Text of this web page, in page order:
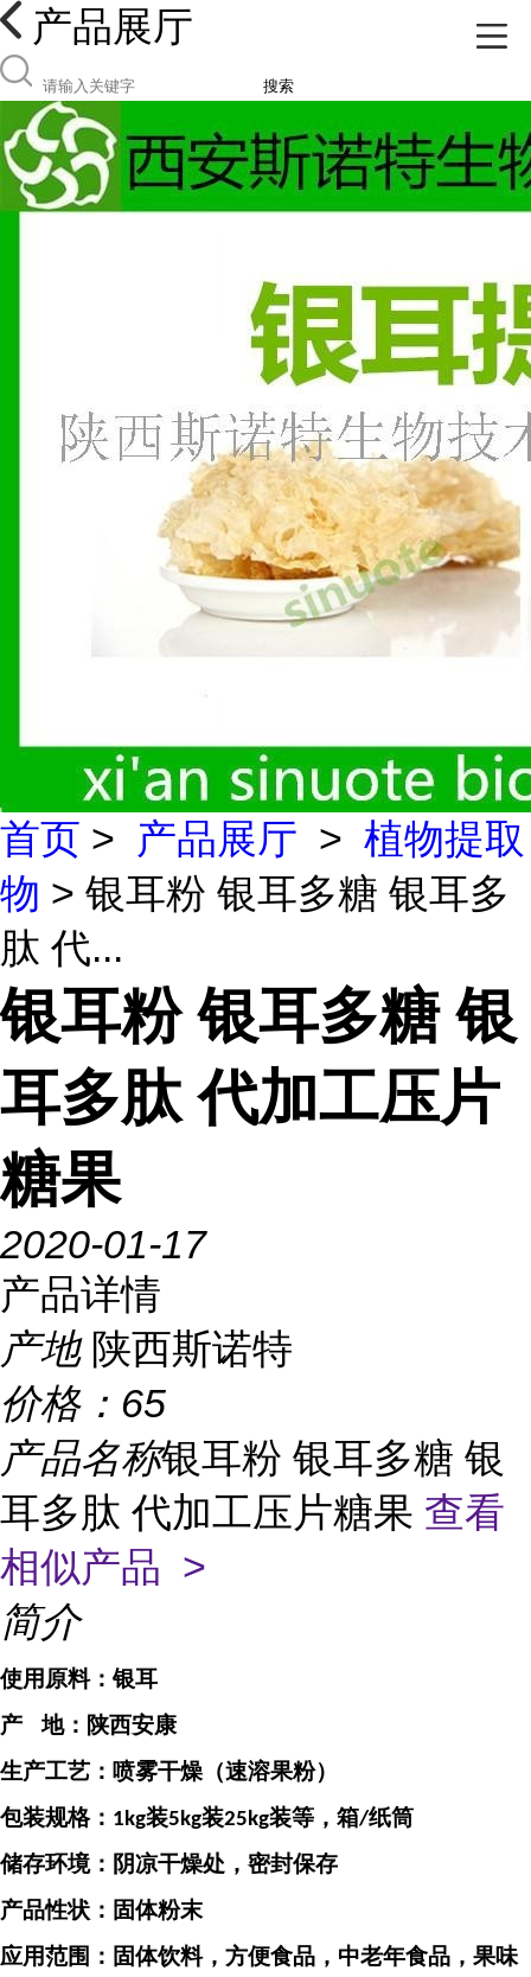
产品展厅
搜索
首页 > 产品展厅 > 植物提取
物 > 银耳粉 银耳多糖 银耳多
肽 代...
银耳粉 银耳多糖 银
耳多肽 代加工压片
糖果
2020-01-17
产品详情
产地 陕西斯诺特
价格： 65
产品名称银耳粉 银耳多糖 银
耳多肽 代加工压片糖果 查看
相似产品 >
简介
使用原料：银耳
产
地： 陕西安康
生产工艺：喷雾干燥（速溶果粉）
包装规格： 1kg装5kg装25kg装等，箱/纸筒
储存环境：阴凉干燥处，密封保存
产品性状：固体粉末
应用范围：固体饮料，方便食品，中老年食品，果味